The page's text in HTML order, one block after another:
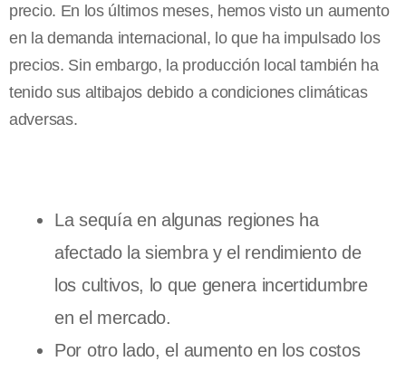
precio. En los últimos meses, hemos visto un aumento
en la demanda internacional, lo que ha impulsado los
precios. Sin embargo, la producción local también ha
tenido sus altibajos debido a condiciones climáticas
adversas.
La sequía en algunas regiones ha
afectado la siembra y el rendimiento de
los cultivos, lo que genera incertidumbre
en el mercado.
Por otro lado, el aumento en los costos